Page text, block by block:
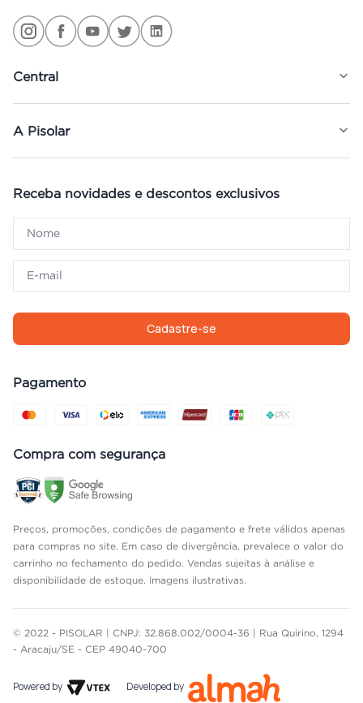
Central
A Pisolar
Receba novidades e descontos exclusivos
Cadastre-se
Pagamento
Compra com segurança
Preços, promoções, condições de pagamento e frete válidos apenas
para compras no site. Em caso de divergência, prevalece o valor do
carrinho no fechamento do pedido. Vendas sujeitas à análise e
disponibilidade de estoque. Imagens ilustrativas.
© 2022 - PISOLAR | CNPJ: 32.868.002/0004-36 | Rua Quirino, 1294
- Aracaju/SE - CEP 49040-700
Powered by Developed by